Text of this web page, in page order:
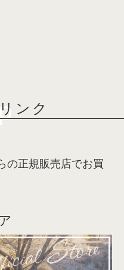
ンク
の正規販売店でお買